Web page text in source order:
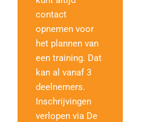
contact
opnemen voor
het plannen van
een training. Dat
kan al vanaf 3
deelnemers.
Inschrijvingen
verlopen via De